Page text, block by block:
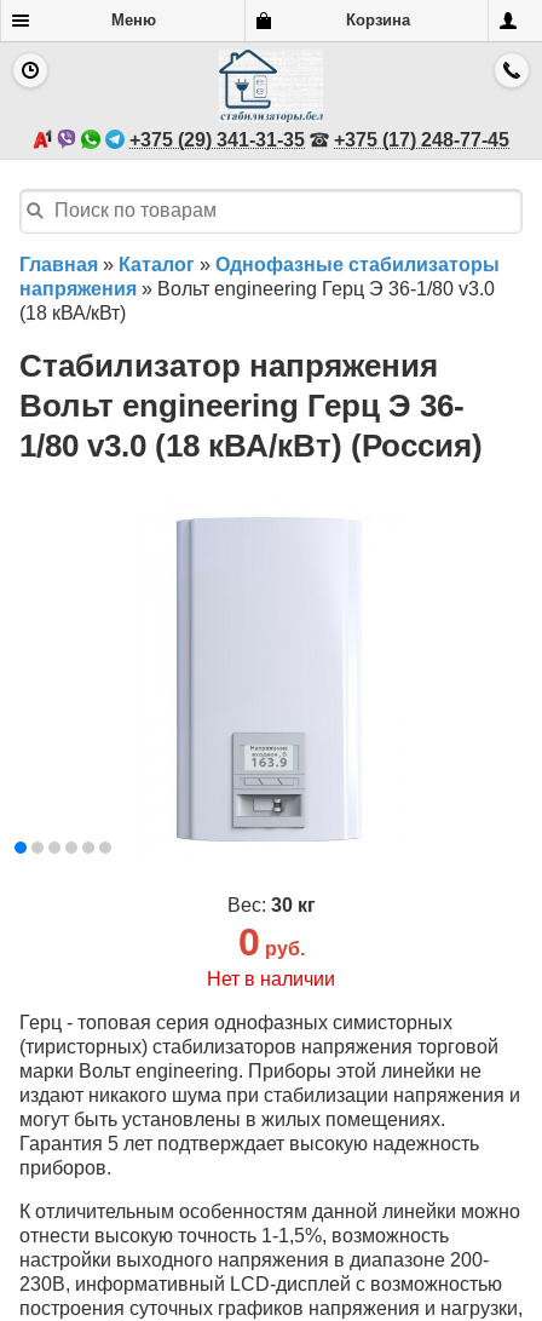
Меню Корзина
+375 (29) 341-31-35 +375 (17) 248-77-45
Главная » Каталог » Однофазные стабилизаторы
напряжения » Вольт engineering Герц Э 36-1/80 v3.0
(18 кВА/кВт)
Стабилизатор напряжения
Вольт engineering Герц Э 36-
1/80 v3.0 (18 кВА/кВт) (Россия)
Вес: 30 кг
0 руб.
Нет в наличии
Герц - топовая серия однофазных симисторных
(тиристорных) стабилизаторов напряжения торговой
марки Вольт engineering. Приборы этой линейки не
издают никакого шума при стабилизации напряжения и
могут быть установлены в жилых помещениях.
Гарантия 5 лет подтверждает высокую надежность
приборов.
К отличительным особенностям данной линейки можно
отнести высокую точность 1-1,5%, возможность
настройки выходного напряжения в диапазоне 200-
230В, информативный LCD-дисплей с возможностью
построения суточных графиков напряжения и нагрузки,